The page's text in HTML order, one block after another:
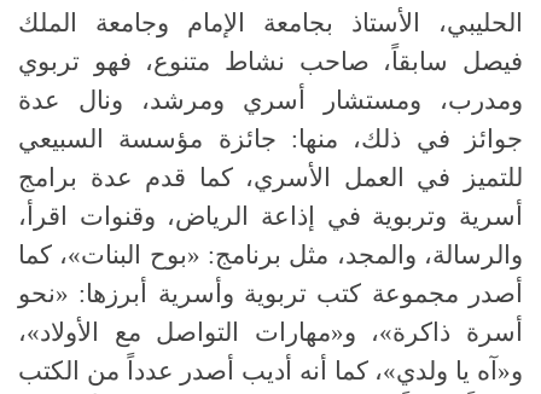
الحليبي، الأستاذ بجامعة الإمام وجامعة الملك
فيصل سابقاً، صاحب نشاط متنوع، فهو تربوي
ومدرب، ومستشار أسري ومرشد، ونال عدة
جوائز في ذلك، منها: جائزة مؤسسة السبيعي
للتميز في العمل الأسري، كما قدم عدة برامج
أسرية وتربوية في إذاعة الرياض، وقنوات اقرأ،
والرسالة، والمجد، مثل برنامج: «بوح البنات»، كما
أصدر مجموعة كتب تربوية وأسرية أبرزها: «نحو
أسرة ذاكرة»، و«مهارات التواصل مع الأولاد»،
و«آه يا ولدي»، كما أنه أديب أصدر عدداً من الكتب